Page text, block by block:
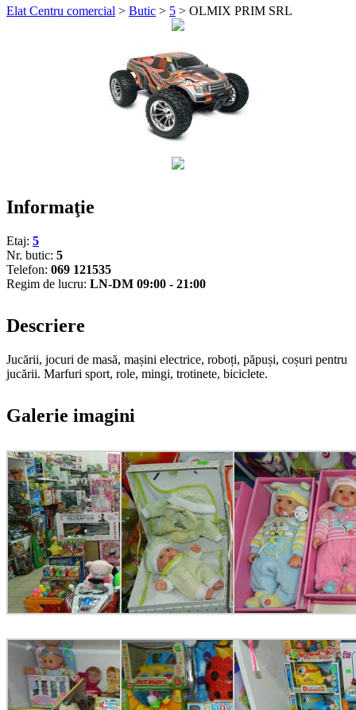
Elat Centru comercial > Butic > 5 > OLMIX PRIM SRL
Informaţie
Etaj: 5
Nr. butic: 5
Telefon: 069 121535
Regim de lucru: LN-DM 09:00 - 21:00
Descriere
Jucării, jocuri de masă, mașini electrice, roboți, păpuși, coșuri pentru
jucării. Marfuri sport, role, mingi, trotinete, biciclete.
Galerie imagini